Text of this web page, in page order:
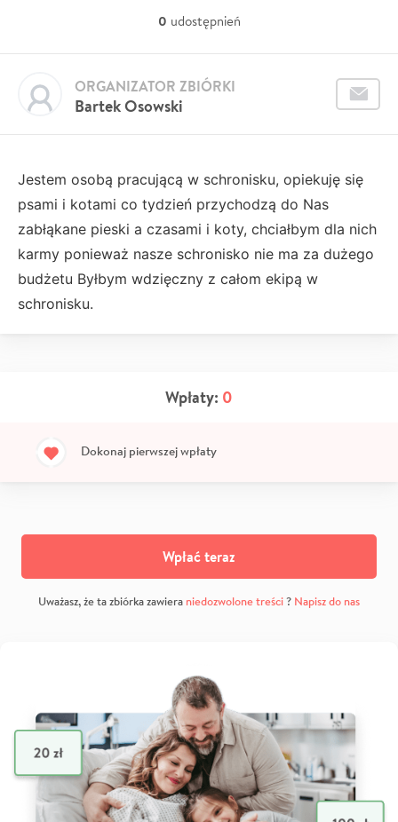
0 udostępnień
Bartek Osowski
ORGANIZATOR ZBIÓRKI
Jestem osobą pracującą w schronisku, opiekuję się
psami i kotami co tydzień przychodzą do Nas
zabłąkane pieski a czasami i koty, chciałbym dla nich
karmy ponieważ nasze schronisko nie ma za dużego
budżetu Byłbym wdzięczny z całom ekipą w
schronisku.
Wpłaty: 0
Dokonaj pierwszej wpłaty
Wpłać teraz
Uważasz, że ta zbiórka zawiera niedozwolone treści? Napisz do nas